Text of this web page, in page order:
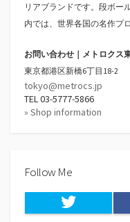
リアブランドです。段ボー
内では、世界各国の名作プ
お問い合わせ｜メトロクス
東京都港区新橋6丁目18-2
tokyo@metrocs.jp
TEL 03-5777-5866
» Shop information
Follow Me
Twitter